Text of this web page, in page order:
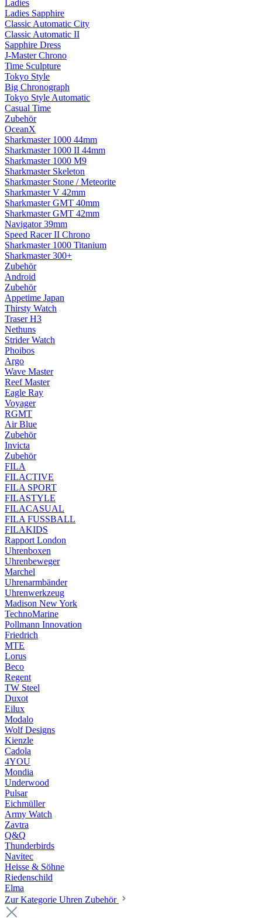
Ladies
Ladies Sapphire
Classic Automatic City
Classic Automatic II
Sapphire Dress
J-Master Chrono
Time Sculpture
Tokyo Style
Big Chronograph
Tokyo Style Automatic
Casual Time
Zubehör
OceanX
Sharkmaster 1000 44mm
Sharkmaster 1000 II 44mm
Sharkmaster 1000 M9
Sharkmaster Skeleton
Sharkmaster Stone / Meteorite
Sharkmaster V 42mm
Sharkmaster GMT 40mm
Sharkmaster GMT 42mm
Navigator 39mm
Speed Racer II Chrono
Sharkmaster 1000 Titanium
Sharkmaster 300+
Zubehör
Android
Zubehör
Appetime Japan
Thirsty Watch
Traser H3
Nethuns
Strider Watch
Phoibos
Argo
Wave Master
Reef Master
Eagle Ray
Voyager
RGMT
Air Blue
Zubehör
Invicta
Zubehör
FILA
FILACTIVE
FILA SPORT
FILASTYLE
FILACASUAL
FILA FUSSBALL
FILAKIDS
Rapport London
Uhrenboxen
Uhrenbeweger
Marchel
Uhrenarmbänder
Uhrenwerkzeug
Madison New York
TechnoMarine
Pollmann Innovation
Friedrich
MTE
Lorus
Beco
Regent
TW Steel
Duxot
Eilux
Modalo
Wolf Designs
Kienzle
Cadola
4YOU
Mondia
Underwood
Pulsar
Eichmüller
Army Watch
Zavtra
Q&Q
Thunderbirds
Navitec
Heisse & Söhne
Riedenschild
Elma
Zur Kategorie Uhren Zubehör